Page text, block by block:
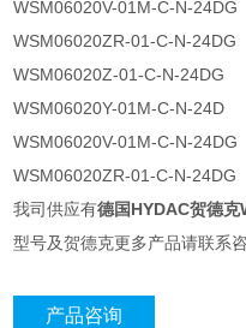
WSM06020V-01M-C-N-24DG
WSM06020ZR-01-C-N-24DG
WSM06020Z-01-C-N-24DG
WSM06020Y-01M-C-N-24D
WSM06020V-01M-C-N-24DG
WSM06020ZR-01-C-N-24DG
我司供应有德国HYDAC贺德
型号及贺德克更多产品请联系咨
产品咨询